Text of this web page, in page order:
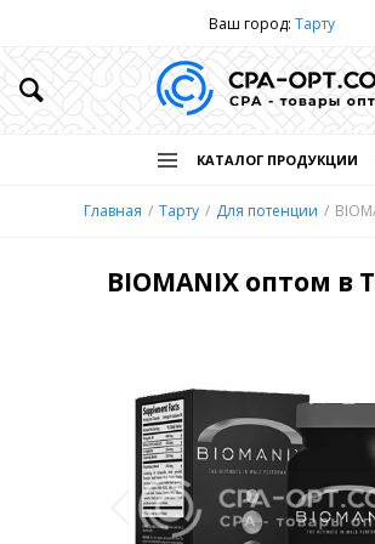
Ваш город: Тарту
КАТАЛОГ ПРОДУКЦИИ
Главная Тарту Для потенции
BIOMANIX оптом в